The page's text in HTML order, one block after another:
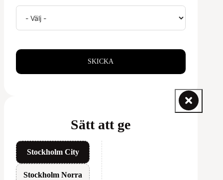
SKICKA
Sätt att ge
Stockholm City
Stockholm Norra